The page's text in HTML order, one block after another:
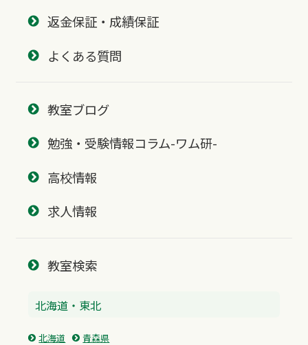
返金保証・成績保証
よくある質問
教室ブログ
勉強・受験情報コラム-ワム研-
高校情報
求人情報
教室検索
北海道・東北
北海道 青森県